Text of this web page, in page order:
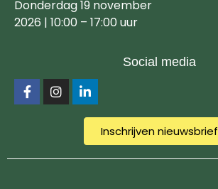
Donderdag 19 november
2026 | 10:00 – 17:00 uur
Social media
Inschrijven nieuwsbrief